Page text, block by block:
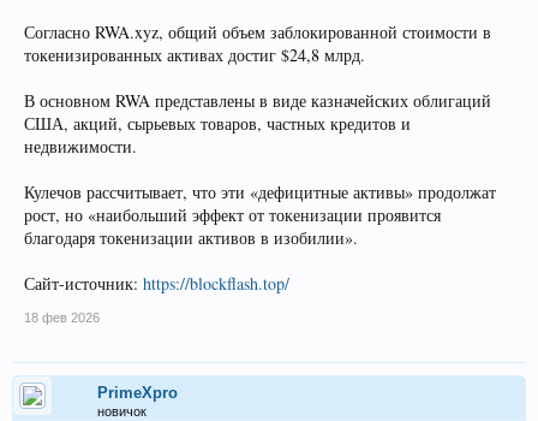
Согласно RWA.xyz, общий объем заблокированной стоимости в
токенизированных активах достиг $24,8 млрд.
В основном RWA представлены в виде казначейских облигаций
США, акций, сырьевых товаров, частных кредитов и
недвижимости.
Кулечов рассчитывает, что эти «дефицитные активы» продолжат
рост, но «наибольший эффект от токенизации проявится
благодаря токенизации активов в изобилии».
Сайт-источник: https://blockflash.top/
18 фев 2026
PrimeXpro
новичок